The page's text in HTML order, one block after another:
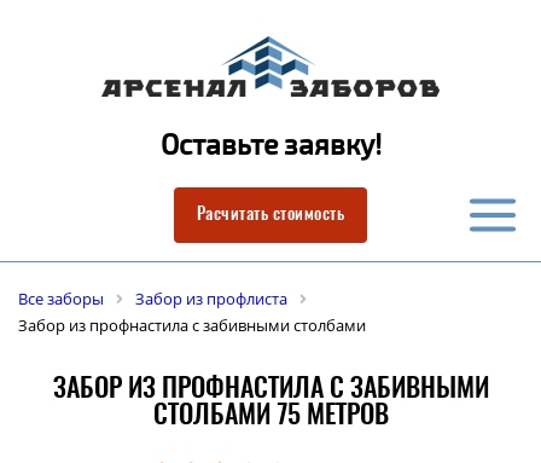
Оставьте заявку!
Расчитать стоимость
Все заборы
Забор из профлиста
Забор из профнастила с забивными столбами
ЗАБОР ИЗ ПРОФНАСТИЛА С ЗАБИВНЫМИ
СТОЛБАМИ 75 МЕТРОВ